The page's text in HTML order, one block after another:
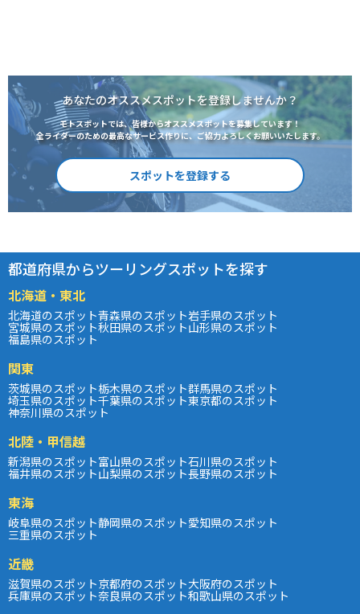
あなたのオススメスポットを登録しませんか？
モトスポットでは、皆様からオススメスポットを募集しています！
全ライダーのための最高なサービス作りに、ご協力よろしくお願いいたします。
スポットを登録する
都道府県からツーリングスポットを探す
北海道・東北
北海道のスポット青森県のスポット岩手県のスポット
宮城県のスポット秋田県のスポット山形県のスポット
福島県のスポット
関東
茨城県のスポット栃木県のスポット群馬県のスポット
埼玉県のスポット千葉県のスポット東京都のスポット
神奈川県のスポット
北陸・甲信越
新潟県のスポット富山県のスポット石川県のスポット
福井県のスポット山梨県のスポット長野県のスポット
東海
岐阜県のスポット静岡県のスポット愛知県のスポット
三重県のスポット
近畿
滋賀県のスポット京都府のスポット大阪府のスポット
兵庫県のスポット奈良県のスポット和歌山県のスポット